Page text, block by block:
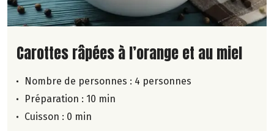
Lire la suite de la recette
Carottes râpées à l’orange et au miel
Nombre de personnes : 4 personnes
Préparation : 10 min
Cuisson : 0 min